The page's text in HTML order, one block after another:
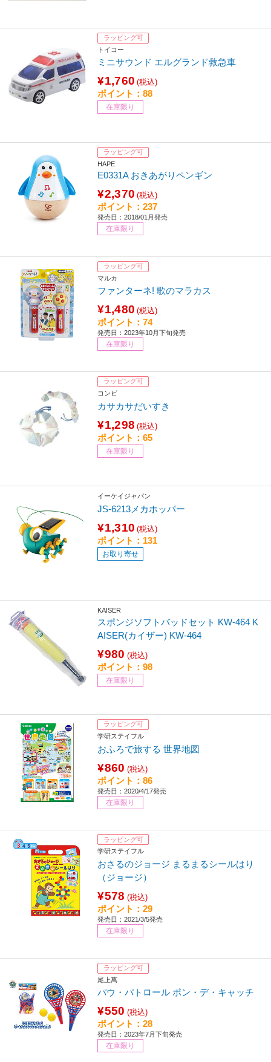
ラッピング可
トイコー
ミニサウンド エルグランド救急車
¥1,760 (税込)
ポイント：88
在庫限り
ラッピング可
HAPE
E0331A おきあがりペンギン
¥2,370 (税込)
ポイント：237
発売日：2018/01月発売
在庫限り
ラッピング可
マルカ
ファンターネ! 歌のマラカス
¥1,480 (税込)
ポイント：74
発売日：2023年10月下旬発売
在庫限り
ラッピング可
コンビ
カサカサだいすき
¥1,298 (税込)
ポイント：65
在庫限り
イーケイジャパン
JS-6213メカホッパー
¥1,310 (税込)
ポイント：131
お取り寄せ
KAISER
スポンジソフトバッドセット KW-464 K
AISER(カイザー) KW-464
¥980 (税込)
ポイント：98
在庫限り
ラッピング可
学研ステイフル
おふろで旅する 世界地図
¥860 (税込)
ポイント：86
発売日：2020/4/17発売
在庫限り
ラッピング可
学研ステイフル
おさるのジョージ まるまるシールはり
（ジョージ）
¥578 (税込)
ポイント：29
発売日：2021/3/5発売
在庫限り
ラッピング可
尾上萬
パウ・パトロール ポン・デ・キャッチ
¥550 (税込)
ポイント：28
発売日：2023年7月下旬発売
在庫限り